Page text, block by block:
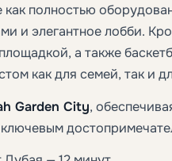
как полностью
и элегантное лобби.
а также
как для семей, так и
Garden City,